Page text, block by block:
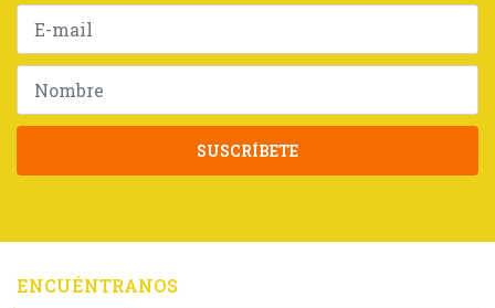
SUSCRÍBETE
ENCUÉNTRANOS